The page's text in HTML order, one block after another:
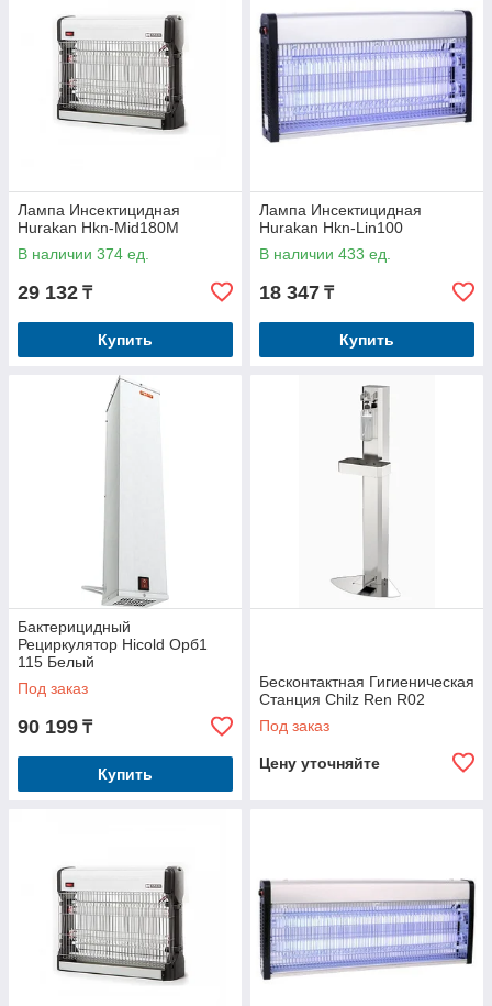
Лампа Инсектицидная
Hurakan Hkn-Mid180M
В наличии 374 ед.
29 132 ₸
Купить
Лампа Инсектицидная
Hurakan Hkn-Lin100
В наличии 433 ед.
18 347 ₸
Купить
Бактерицидный
Рециркулятор Hicold Орб1
115 Белый
Под заказ
90 199 ₸
Купить
Бесконтактная Гигиеническая
Станция Chilz Ren R02
Под заказ
Цену уточняйте